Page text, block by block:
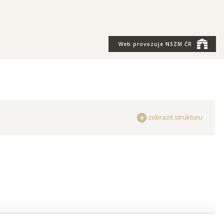
Web provozuje NSZM ČR
zobrazit strukturu